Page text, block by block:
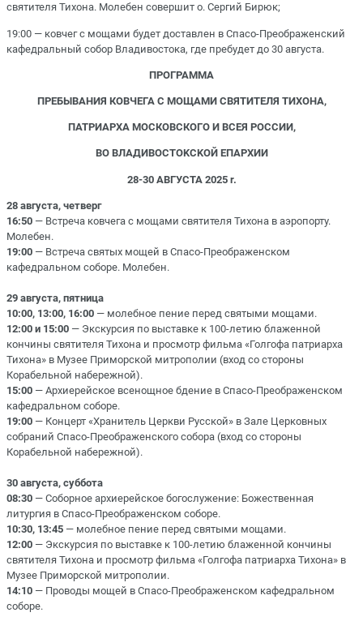
святителя Тихона. Молебен совершит о. Сергий Бирюк;
19:00 — ковчег с мощами будет доставлен в Спасо-Преображенский
кафедральный собор Владивостока, где пребудет до 30 августа.
ПPOГPAMMA
ПРЕБЫВАНИЯ КОВЧЕГА С МОЩАМИ СВЯТИТЕЛЯ TИXOHA,
ПATPИAPXA MOCКОBСКOГO И BCEЯ POCCИИ,
ВО ВЛАДИBОСTOKCKOЙ EПAPXИИ
28-30 ABΓУCTA 2025 r.
28 августа, четверг
16:50 — Встреча ковчега с мощами святителя Тихона в аэропорту.
Молебен.
19:00 — Встреча святых мощей в Спасо-Преображенском
кафедральном соборе. Молебен.
29 августа, пятница
10:00, 13:00, 16:00 — мoлeбное пение перед святыми мощами.
12:00 и 15:00 — Экскурсия по выставке к 100-летию блаженной
кончины святителя Тихона и просмотр фильма «Голгофа патриарха
Тихона» в Музее Приморской митрополии (вход со стороны
Корабельной набережной).
15:00 — Архиерейское всенощное бдение в Спасо-Преображенском
кафедральном соборе.
19:00 — Концерт «Хранитель Церкви Русской» в Зале Церковных
собраний Спасо-Преображенского собора (вход со стороны
Корабельной набережной).
30 августа, суббота
08:30 — Соборное архиерейское богослужение: Божественная
литургия в Спасо-Преображенском соборе.
10:30, 13:45 — мoлeбное пение перед святыми мощами.
12:00 — Экскурсия по выставке к 100-летию блаженной кончины
святителя Тихона и просмотр фильма «Голгофа патриарха Тихона» в
Музее Приморской митрополии.
14:10 — Проводы мощей в Спасо-Преображенском кафедральном
соборе.